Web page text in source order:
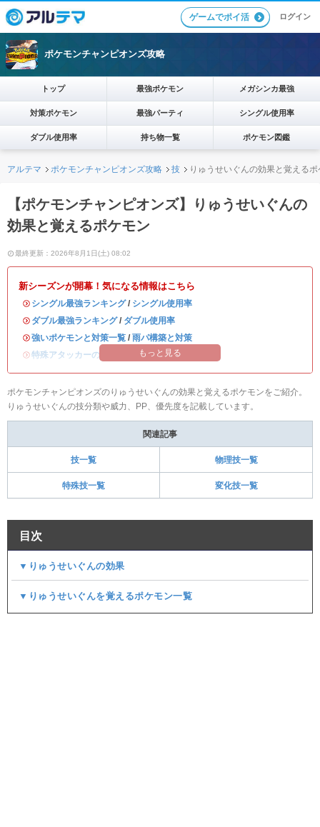
ゲームでポイ活 ログイン
ポケモンチャンピオンズ攻略
トップ 最強ポケモン メガシンカ最強
対策ポケモン 最強パーティ シングル使用率
ダブル使用率 持ち物一覧 ポケモン図鑑
アルテマ ポケモンチャンピオンズ攻略 技 りゅうせいぐんの効果と覚える
【ポケモンチャンピオンズ】りゅうせいぐんの
効果と覚えるポケモン
最終更新：2026年8月1日(土) 08:02
新シーズンが開幕！気になる情報はこちら
・ シングル最強ランキング/ シングル使用率
・ ダブル最強ランキング/ ダブル使用率
・強いポケモンと対策一覧 / 雨パ構築と対策
・特殊アタッカーのおすすめランキング
もっと見る
ポケモンチャンピオンズのりゅうせいぐんの効果と覚えるポケモンをご紹介。
りゅうせいぐんの技分類や威力、PP、優先度を記載しています。
関連記事
技一覧 物理技一覧
特殊技一覧 変化技一覧
目次
▼りゅうせいぐんの効果
▼りゅうせいぐんを覚えるポケモン一覧